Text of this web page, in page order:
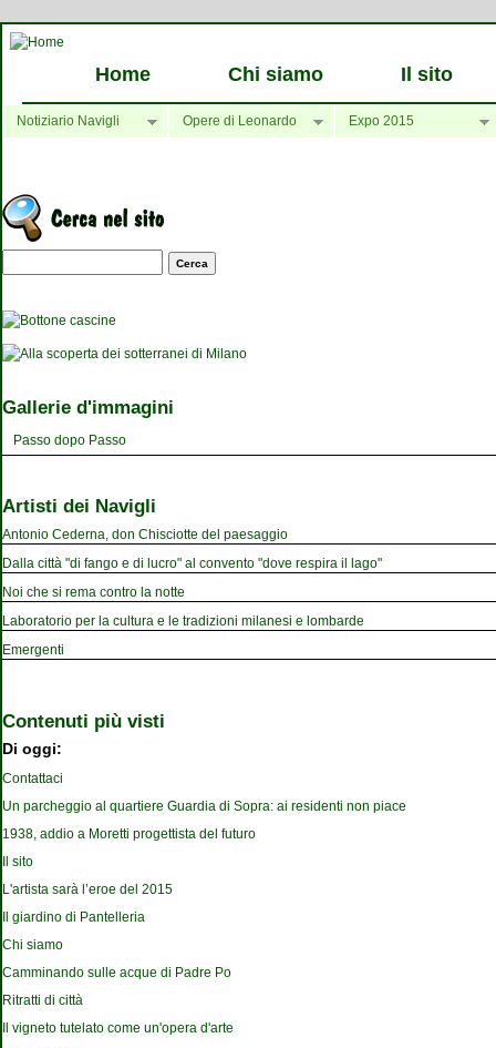
Home Chi siamo Il sito
Notiziario Navigli Opere di Leonardo Expo 2015
Maschera di ricerca
Gallerie d'immagini
Passo dopo Passo
Artisti dei Navigli
Antonio Cederna, don Chisciotte del paesaggio
Dalla città "di fango e di lucro" al convento "dove respira il lago"
Noi che si rema contro la notte
Laboratorio per la cultura e le tradizioni milanesi e lombarde
Emergenti
Contenuti più visti
Di oggi:
Contattaci
Un parcheggio al quartiere Guardia di Sopra: ai residenti non piace
1938, addio a Moretti progettista del futuro
Il sito
L'artista sarà l’eroe del 2015
Il giardino di Pantelleria
Chi siamo
Camminando sulle acque di Padre Po
Ritratti di città
Il vigneto tutelato come un'opera d'arte